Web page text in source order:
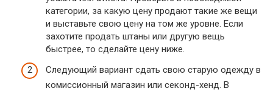
категории, за какую цену продают такие же вещи
и выставьте свою цену на том же уровне. Если
захотите продать штаны или другую вещь
быстрее, то сделайте цену ниже.
Следующий вариант сдать свою старую одежду в
комиссионный магазин или секонд-хенд. В